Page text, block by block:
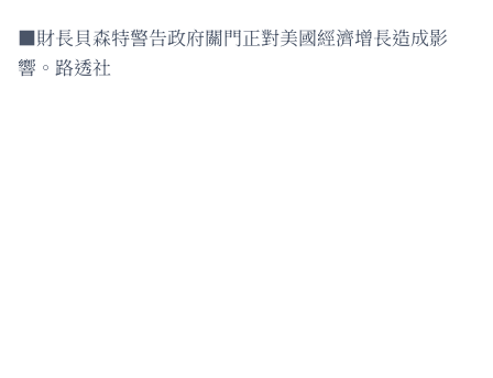
■財長貝森特警告政府關門正對美國經濟增長造成影
響。路透社